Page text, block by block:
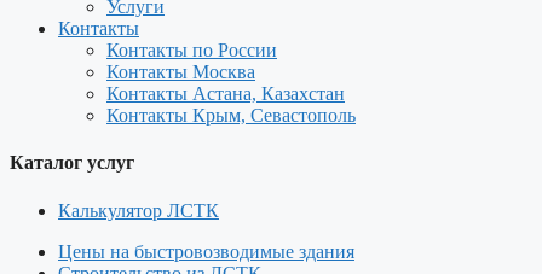
Услуги
Контакты
Контакты по России
Контакты Москва
Контакты Астана, Казахстан
Контакты Крым, Севастополь
Каталог услуг
Калькулятор ЛСТК
Цены на быстровозводимые здания